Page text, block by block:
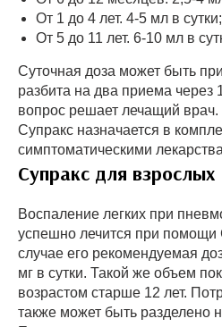
От 1 до 4 лет. 4-5 мл в сутки;
От 5 до 11 лет. 6-10 мл в
Суточная доза может быть
разбита на два приема через
вопрос решает лечащий
Супракс назначается в
симптоматическими
Супракс для взрослых
Воспаление легких при
успешно лечится при помощи
случае его рекомендуемая
мг в сутки. Такой же объем
возрастом старше 12 лет.
также может быть разделено